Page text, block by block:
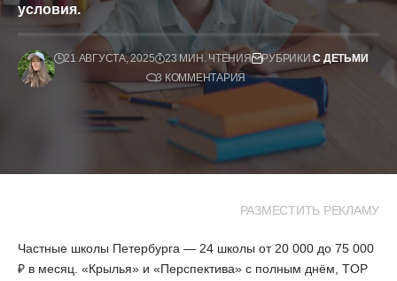
условия.
21 АВГУСТА, 2025 23 МИН. ЧТЕНИЯ РУБРИКИ:С ДЕТЬМИ
3 КОММЕНТАРИЯ
РАЗМЕСТИТЬ РЕКЛАМУ
Частные школы Петербурга — 24 школы от 20 000 до 75 000
₽ в месяц. «Крылья» и «Перспектива» с полным днём, TOP